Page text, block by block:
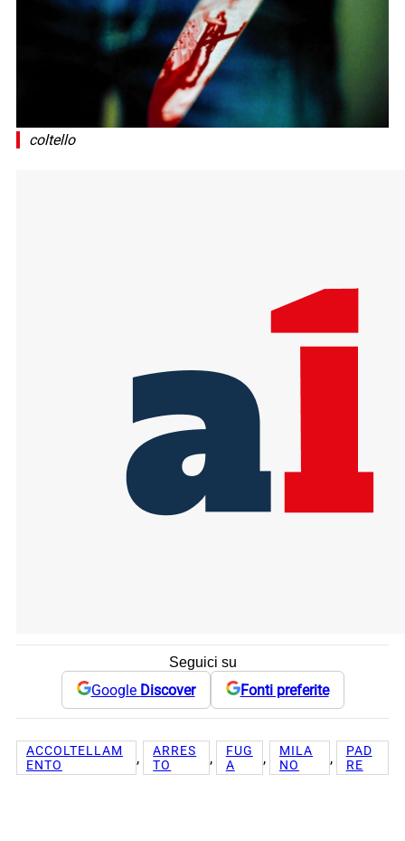
coltello
Seguici su
Google Discover Fonti preferite
ACCOLTELLAM
ENTO
,
ARRES
TO
,
FUG
A
,
MILA
NO
,
PAD
RE